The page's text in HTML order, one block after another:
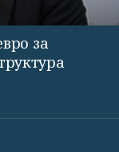
за